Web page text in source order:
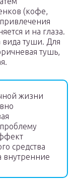
(кофе,
и на глаза.
вида туши. Для
тушь,
жизни
средства
внутренние